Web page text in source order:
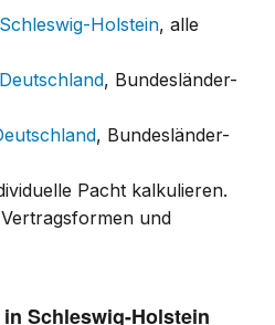
Holstein, alle
, Bundesländer-
, Bundesländer-
Pacht kalkulieren.
und
Schleswig-Holstein